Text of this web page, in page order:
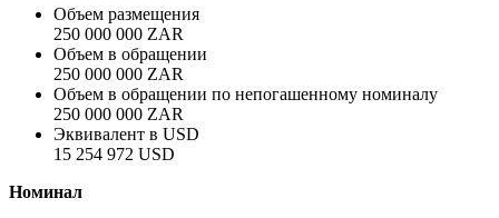
Объем размещения
250 000 000 ZAR
Объем в обращении
250 000 000 ZAR
Объем в обращении по непогашенному номиналу
250 000 000 ZAR
Эквивалент в USD
15 254 972 USD
Номинал